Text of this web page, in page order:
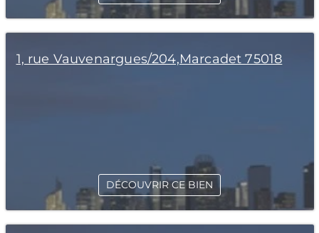
1, rue Vauvenargues/204,Marcadet 75018
DÉCOUVRIR CE BIEN